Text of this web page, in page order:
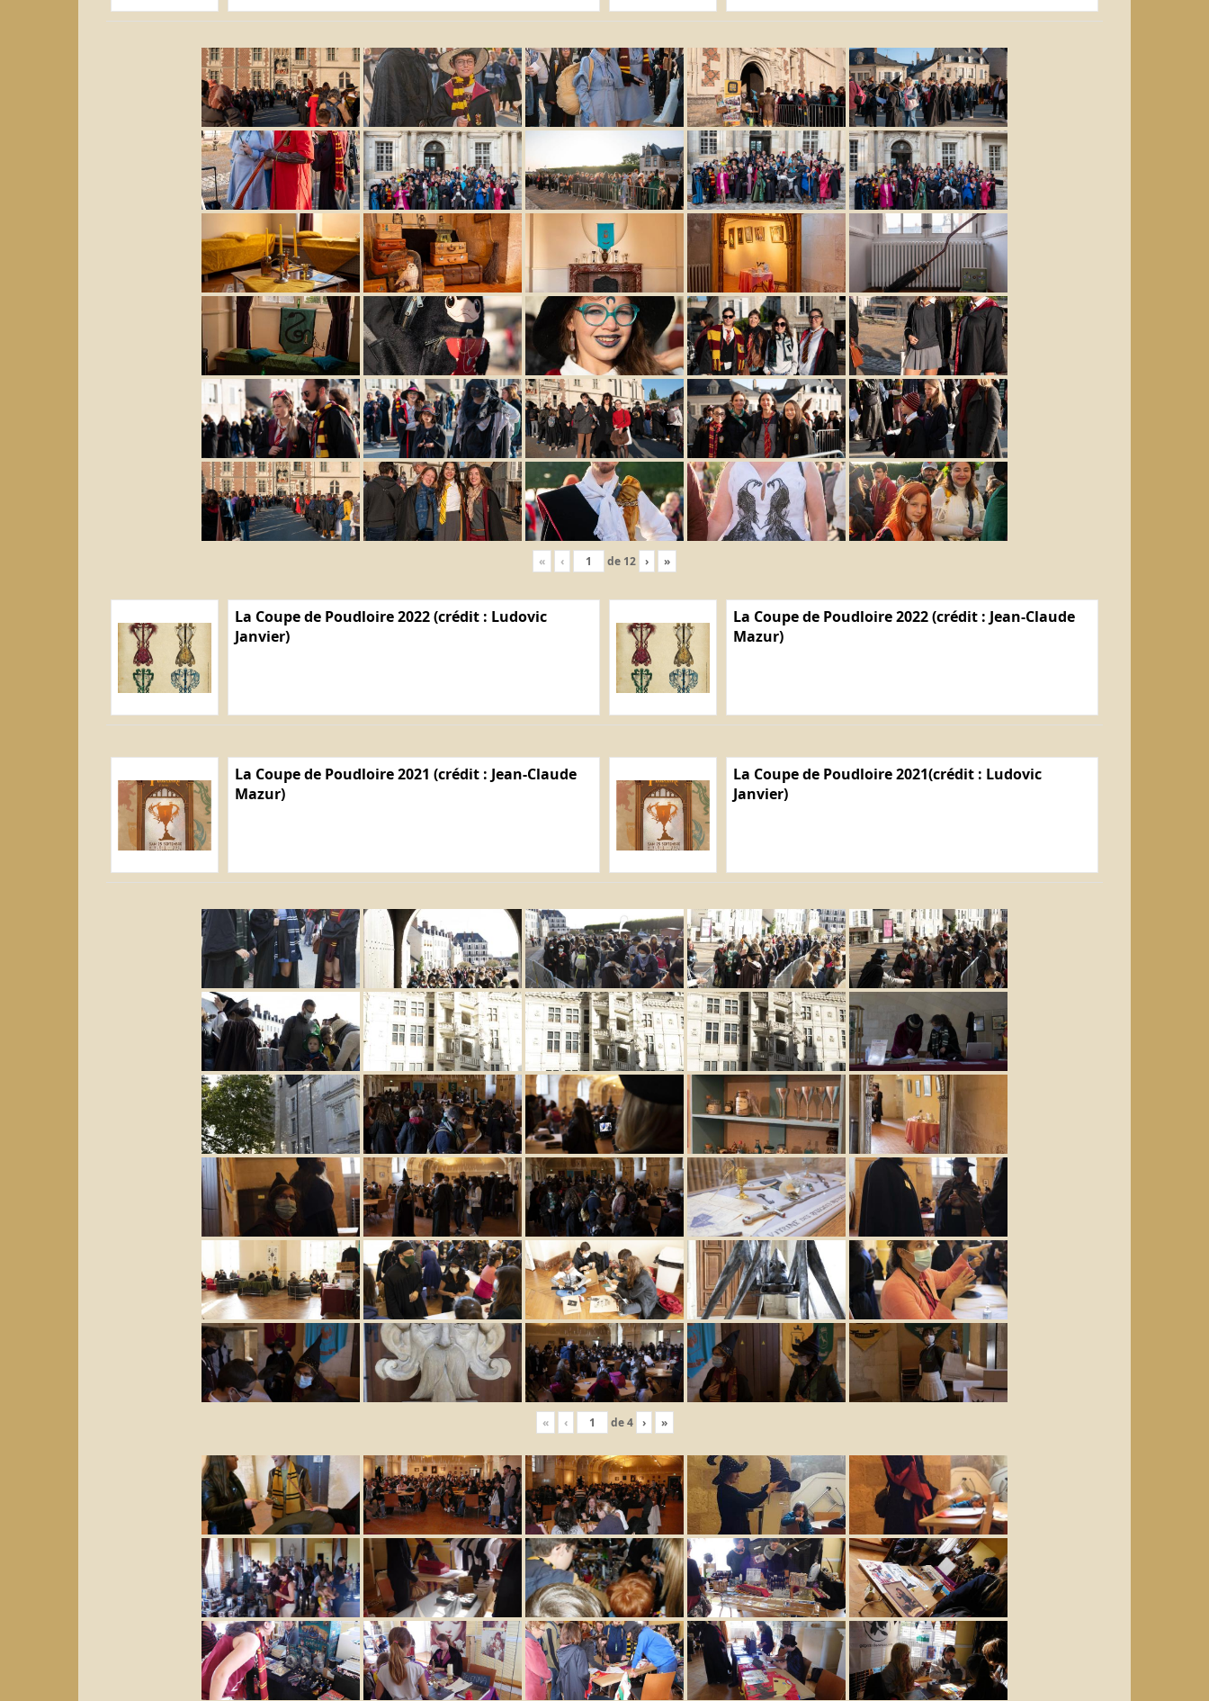
« ‹ de 12 › »
La Coupe de Poudloire 2022 (crédit : Ludovic
Janvier)
La Coupe de Poudloire 2022 (crédit : Jean-Claude
Mazur)
La Coupe de Poudloire 2021 (crédit : Jean-Claude
Mazur)
La Coupe de Poudloire 2021(crédit : Ludovic
Janvier)
« ‹ de4 › »